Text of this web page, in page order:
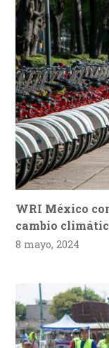
WRI México
cambio
8 mayo, 2024